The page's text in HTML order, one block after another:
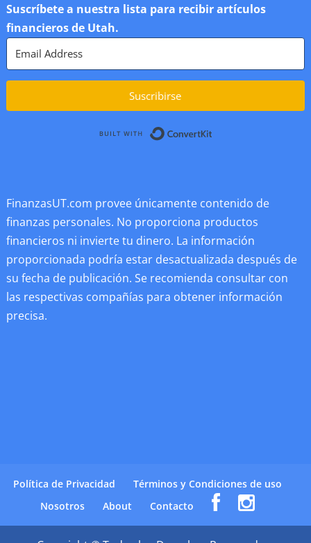
Suscríbete a nuestra lista para recibir artículos
financieros de Utah.
Suscribirse
FinanzasUT.com provee únicamente contenido de
finanzas personales. No proporciona productos
financieros ni invierte tu dinero. La información
proporcionada podría estar desactualizada después de
su fecha de publicación. Se recomienda consultar con
las respectivas compañías para obtener información
precisa.
Política de Privacidad
Términos y Condiciones de uso
Nosotros
About Contacto